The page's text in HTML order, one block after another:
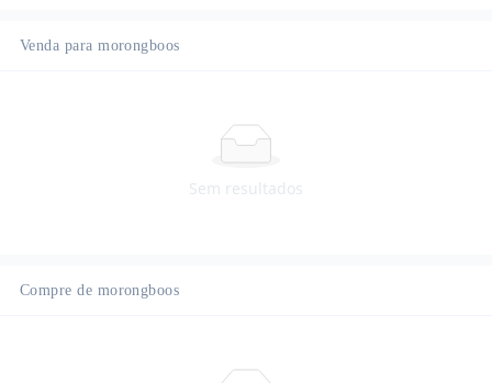
Venda para morongboos
Sem resultados
Compre de morongboos